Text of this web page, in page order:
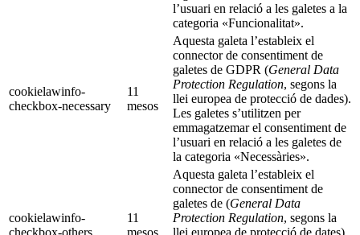
l’usuari en relació a les galetes a la
categoria «Funcionalitat».
cookielawinfo-
checkbox-necessary
11
mesos
Aquesta galeta l’estableix el
connector de consentiment de
galetes de GDPR (General Data
Protection Regulation, segons la
llei europea de protecció de dades).
Les galetes s’utilitzen per
emmagatzemar el consentiment de
l’usuari en relació a les galetes de
la categoria «Necessàries».
cookielawinfo-
checkbox-others
11
mesos
Aquesta galeta l’estableix el
connector de consentiment de
galetes de (General Data
Protection Regulation, segons la
llei europea de protecció de dates).